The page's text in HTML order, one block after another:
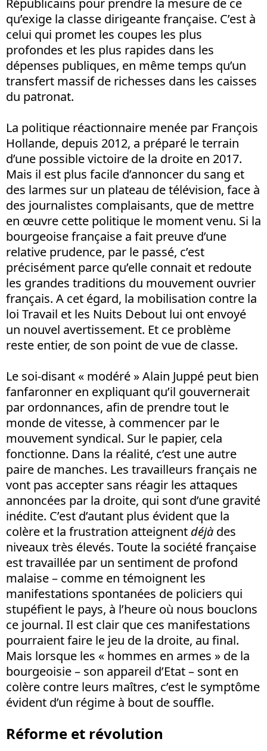
Républicains pour prendre la mesure de ce
qu’exige la classe dirigeante française. C’est à
celui qui promet les coupes les plus
profondes et les plus rapides dans les
dépenses publiques, en même temps qu’un
transfert massif de richesses dans les caisses
du patronat.
La politique réactionnaire menée par François
Hollande, depuis 2012, a préparé le terrain
d’une possible victoire de la droite en 2017.
Mais il est plus facile d’annoncer du sang et
des larmes sur un plateau de télévision, face à
des journalistes complaisants, que de mettre
en œuvre cette politique le moment venu. Si la
bourgeoise française a fait preuve d’une
relative prudence, par le passé, c’est
précisément parce qu’elle connait et redoute
les grandes traditions du mouvement ouvrier
français. A cet égard, la mobilisation contre la
loi Travail et les Nuits Debout lui ont envoyé
un nouvel avertissement. Et ce problème
reste entier, de son point de vue de classe.
Le soi-disant « modéré » Alain Juppé peut bien
fanfaronner en expliquant qu’il gouvernerait
par ordonnances, afin de prendre tout le
monde de vitesse, à commencer par le
mouvement syndical. Sur le papier, cela
fonctionne. Dans la réalité, c’est une autre
paire de manches. Les travailleurs français ne
vont pas accepter sans réagir les attaques
annoncées par la droite, qui sont d’une gravité
inédite. C’est d’autant plus évident que la
colère et la frustration atteignent déjà des
niveaux très élevés. Toute la société française
est travaillée par un sentiment de profond
malaise – comme en témoignent les
manifestations spontanées de policiers qui
stupéfient le pays, à l’heure où nous bouclons
ce journal. Il est clair que ces manifestations
pourraient faire le jeu de la droite, au final.
Mais lorsque les « hommes en armes » de la
bourgeoisie – son appareil d’Etat – sont en
colère contre leurs maîtres, c’est le symptôme
évident d’un régime à bout de souffle.
Réforme et révolution